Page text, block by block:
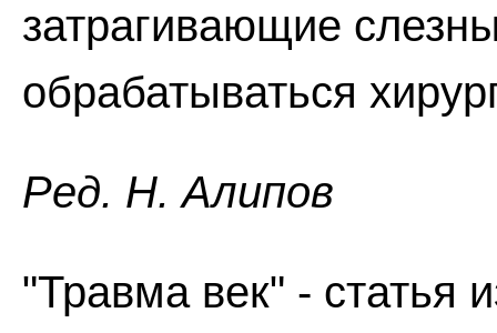
затрагивающие
обрабатываться
Ред. Н. Алипов
"Травма век" - статья